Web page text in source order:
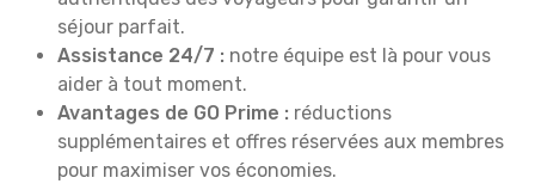
séjour parfait.
Assistance 24/7 : notre équipe est là pour vous
aider à tout moment.
Avantages de GO Prime : réductions
supplémentaires et offres réservées aux membres
pour maximiser vos économies.